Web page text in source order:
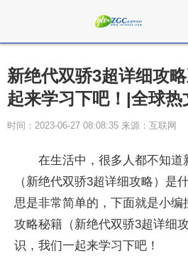
新绝代双骄3超详细攻
起来学习下吧！|全球热
时间：2023-06-27 08:08:35 来源：互联网
在生活中，很多人都不知道
（新绝代双骄3超详细攻略）是
思是非常简单的，下面就是小编
攻略秘籍（新绝代双骄3超详细
识，我们一起来学习下吧！